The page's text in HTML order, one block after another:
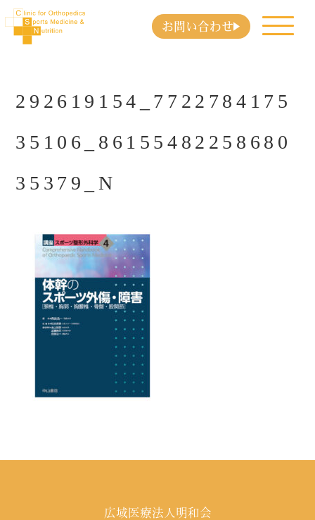
お問い合わせ
292619154_7722784175
35106_86155482258680
35379_N
広域医療法人明和会